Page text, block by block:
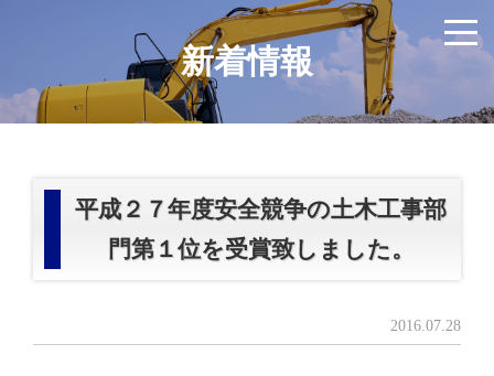
新着情報
平成２７年度安全競争の土木工事部
門第１位を受賞致しました。
2016.07.28